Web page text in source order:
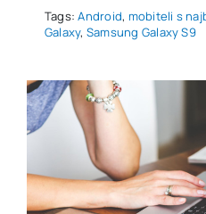
Tags:Android, mobiteli s
Galaxy, Samsung Galaxy S9